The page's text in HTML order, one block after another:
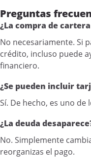
Preguntas
¿La compra de
No necesariamente. Si
crédito, incluso puede
financiero.
¿Se pueden incluir
Sí. De hecho, es uno de
¿La deuda
No. Simplemente
reorganizas el pago.